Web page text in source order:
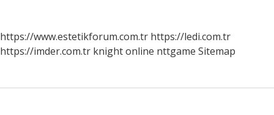
https://www.estetikforum.com.tr https://ledi.com.tr
https://imder.com.tr knight online nttgame Sitemap